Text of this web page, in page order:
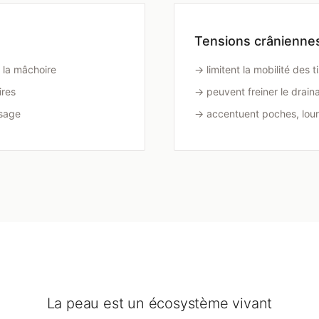
mâchoire
Tensions
→ limitent la mobilité des
→ peuvent freiner le
→ accentuent poches,
La peau est un écosystème vivant